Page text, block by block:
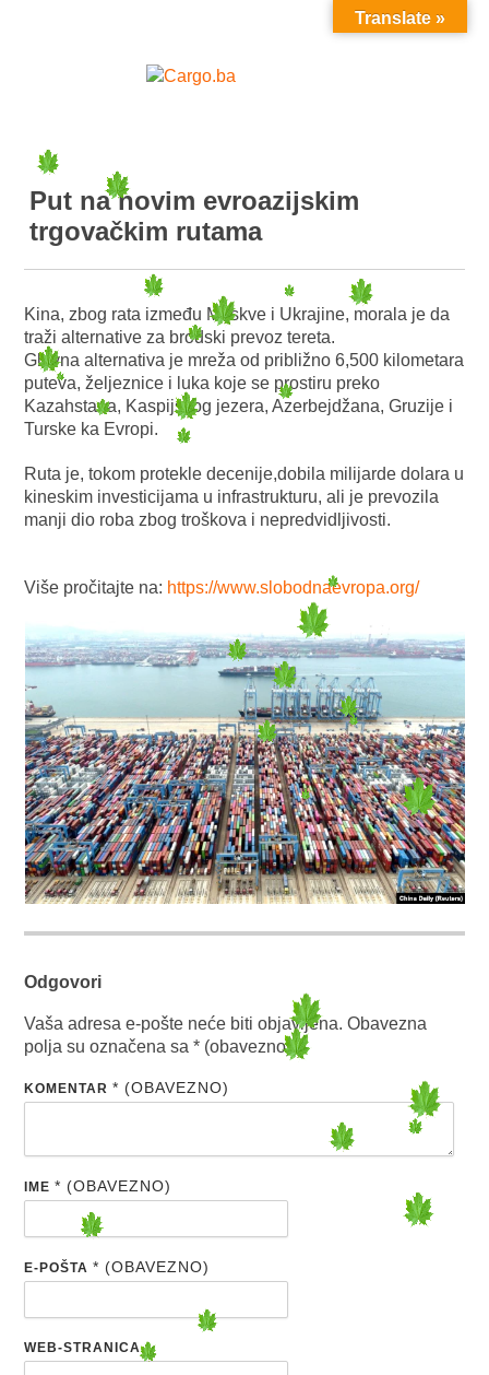
MENU
Put na novim evroazijskim
trgovačkim rutama
Kina, zbog rata između Moskve i Ukrajine, morala je da
traži alternative za brodski prevoz tereta.
Glavna alternativa je mreža od približno 6,500 kilometara
puteva, željeznice i luka koje se prostiru preko
Kazahstana, Kaspijskog jezera, Azerbejdžana, Gruzije i
Turske ka Evropi.
Ruta je, tokom protekle decenije,dobila milijarde dolara u
kineskim investicijama u infrastrukturu, ali je prevozila
manji dio roba zbog troškova i nepredvidljivosti.
Više pročitajte na: https://www.slobodnaevropa.org/
Odgovori
Vaša adresa e-pošte neće biti objavljena. Obavezna
polja su označena sa* (obavezno)
KOMENTAR* (OBAVEZNO)
IME* (OBAVEZNO)
E-POŠTA* (OBAVEZNO)
WEB-STRANICA
Translate »